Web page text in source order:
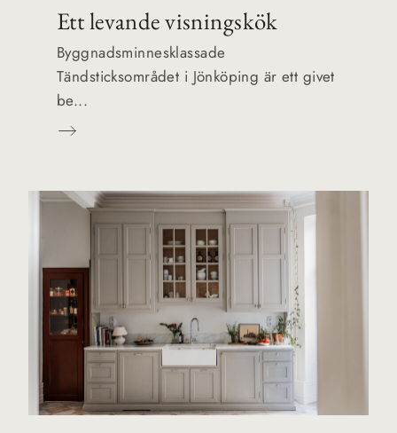
Ett levande visningskök
Byggnadsminnesklassade
Tändsticksområdet i Jönköping är ett givet
be...